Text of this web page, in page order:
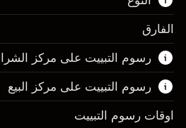
هذا السوق المالي متاح
الفروقات.
اعرف المزيد عن:
عقود الفروقات
الفارق
رسوم التبييت على مركز
رسوم التبييت على مركز البيع
اوقات رسوم التبييت